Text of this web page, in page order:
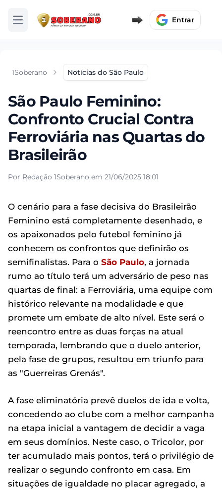
Abrir menu Entrar
1Soberano Notícias do São Paulo
São Paulo Feminino:
Confronto Crucial Contra
Ferroviária nas Quartas do
Brasileirão
Por Redação 1Soberano em 21/06/2025 18:01
O cenário para a fase decisiva do Brasileirão
Feminino está completamente desenhado, e
os apaixonados pelo futebol feminino já
conhecem os confrontos que definirão os
semifinalistas. Para o São Paulo, a jornada
rumo ao título terá um adversário de peso nas
quartas de final: a Ferroviária, uma equipe com
histórico relevante na modalidade e que
promete um embate de alto nível. Este será o
reencontro entre as duas forças na atual
temporada, lembrando que o duelo anterior,
pela fase de grupos, resultou em triunfo para
as "Guerreiras Grenás".
A fase eliminatória prevê duelos de ida e volta,
concedendo ao clube com a melhor campanha
na etapa inicial a vantagem de decidir a vaga
em seus domínios. Neste caso, o Tricolor, por
ter acumulado mais pontos, terá o privilégio de
realizar o segundo confronto em casa. Em
situações de igualdade no placar agregado, a